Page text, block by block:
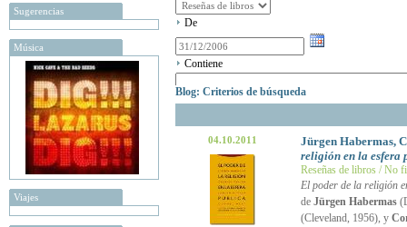
Sugerencias
Música
Viajes
De
Contiene
Blog: Criterios de búsqueda
04.10.2011
Jürgen Habermas,
religión en la esfera
Reseñas de libros / No
El poder de la religión
de Jürgen Habermas
(Cleveland, 1956), y